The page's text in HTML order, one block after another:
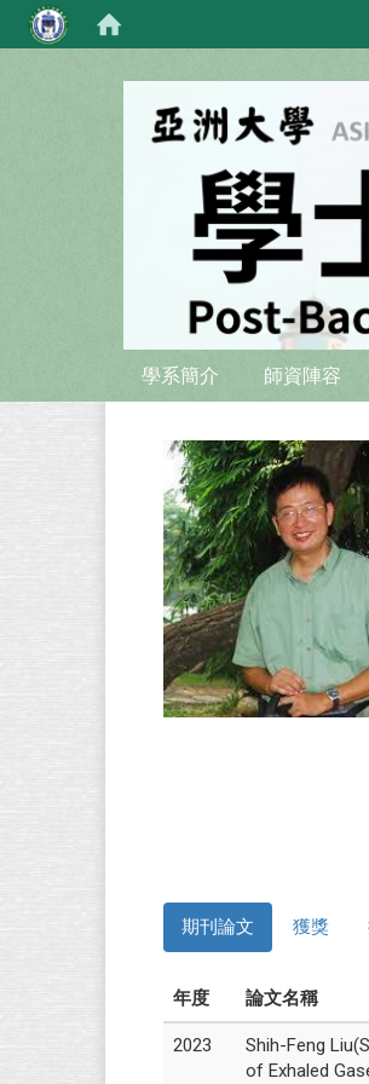
學系簡介 師資陣容
期刊論文 獲獎
年度 論文名稱
2023
Shih-Feng
of Exhaled